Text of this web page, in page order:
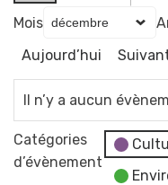
Mois
Aujourd’hui
Il n’y a aucun
Catégories
d’évènement